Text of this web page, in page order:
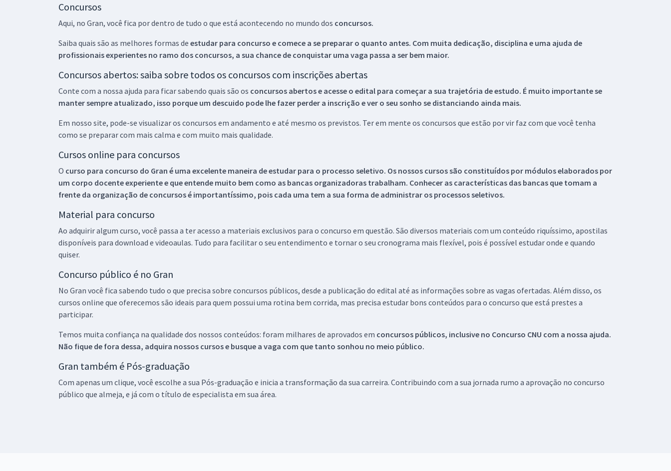
Concursos
Aqui, no Gran, você fica por dentro de tudo o que está acontecendo no mundo dos concursos.
Saiba quais são as melhores formas de estudar para concurso e comece a se preparar o quanto antes. Com muita dedicação, disciplina e uma ajuda de
profissionais experientes no ramo dos concursos, a sua chance de conquistar uma vaga passa a ser bem maior.
Concursos abertos: saiba sobre todos os concursos com inscrições abertas
Conte com a nossa ajuda para ficar sabendo quais são os concursos abertos e acesse o edital para começar a sua trajetória de estudo. É muito importante se
manter sempre atualizado, isso porque um descuido pode lhe fazer perder a inscrição e ver o seu sonho se distanciando ainda mais.
Em nosso site, pode-se visualizar os concursos em andamento e até mesmo os previstos. Ter em mente os concursos que estão por vir faz com que você tenha
como se preparar com mais calma e com muito mais qualidade.
Cursos online para concursos
O curso para concurso do Gran é uma excelente maneira de estudar para o processo seletivo. Os nossos cursos são constituídos por módulos elaborados por
um corpo docente experiente e que entende muito bem como as bancas organizadoras trabalham. Conhecer as características das bancas que tomam a
frente da organização de concursos é importantíssimo, pois cada uma tem a sua forma de administrar os processos seletivos.
Material para concurso
Ao adquirir algum curso, você passa a ter acesso a materiais exclusivos para o concurso em questão. São diversos materiais com um conteúdo riquíssimo, apostilas
disponíveis para download e videoaulas. Tudo para facilitar o seu entendimento e tornar o seu cronograma mais flexível, pois é possível estudar onde e quando
quiser.
Concurso público é no Gran
No Gran você fica sabendo tudo o que precisa sobre concursos públicos, desde a publicação do edital até as informações sobre as vagas ofertadas. Além disso, os
cursos online que oferecemos são ideais para quem possui uma rotina bem corrida, mas precisa estudar bons conteúdos para o concurso que está prestes a
participar.
Temos muita confiança na qualidade dos nossos conteúdos: foram milhares de aprovados em concursos públicos, inclusive no Concurso CNU com a nossa ajuda.
Não fique de fora dessa, adquira nossos cursos e busque a vaga com que tanto sonhou no meio público.
Gran também é Pós-graduação
Com apenas um clique, você escolhe a sua Pós-graduação e inicia a transformação da sua carreira. Contribuindo com a sua jornada rumo a aprovação no concurso
público que almeja, e já com o título de especialista em sua área.